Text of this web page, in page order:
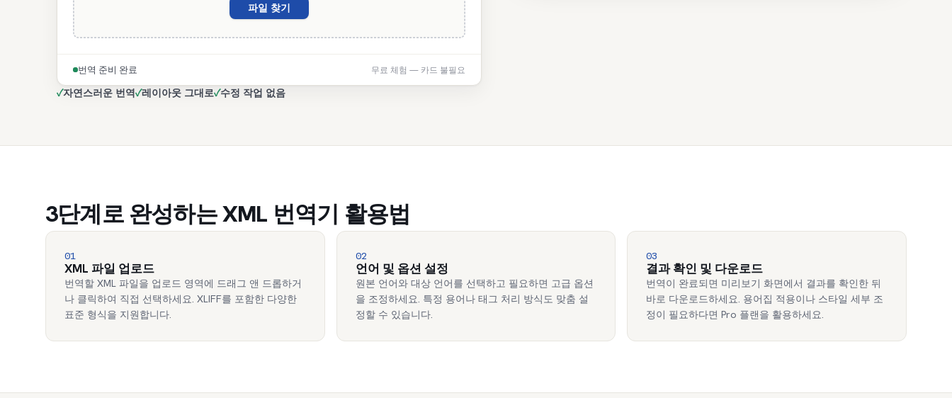
파일 찾기
번역 준비 완료 무료 체험 — 카드 불필요
✓자연스러운 번역✓레이아웃 그대로✓수정 작업 없음
3단계로 완성하는 XML 번역기 활용법
01
XML 파일 업로드
번역할 XML 파일을 업로드 영역에 드래그 앤 드롭하거
나 클릭하여 직접 선택하세요. XLIFF를 포함한 다양한
표준 형식을 지원합니다.
02
언어 및 옵션 설정
원본 언어와 대상 언어를 선택하고 필요하면 고급 옵션
을 조정하세요. 특정 용어나 태그 처리 방식도 맞춤 설
정할 수 있습니다.
03
결과 확인 및 다운로드
번역이 완료되면 미리보기 화면에서 결과를 확인한 뒤
바로 다운로드하세요. 용어집 적용이나 스타일 세부 조
정이 필요하다면 Pro 플랜을 활용하세요.